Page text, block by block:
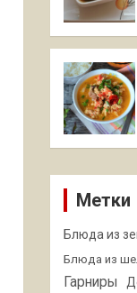
Метки
Блюда из
Блюда из
Гарниры